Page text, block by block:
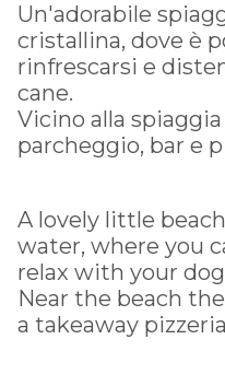
Un'adorabile
cristallina, dove è
rinfrescarsi e
cane.
Vicino alla
parcheggio, bar e
A lovely little
water, where you
relax with your
Near the beach
a takeaway